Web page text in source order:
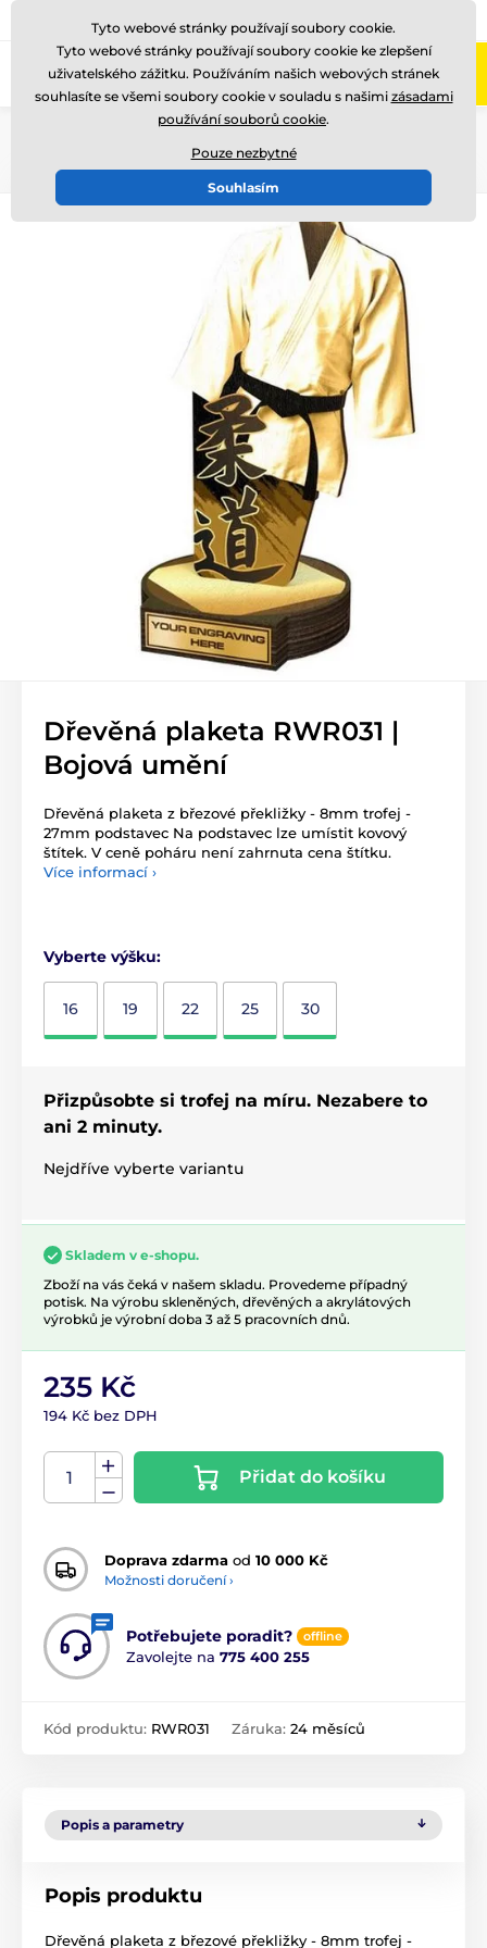
Zavolejte nám (Po-Pá 8-17)
Dřevěná plaketa RWR031 |
Bojová umění
Dřevěná plaketa z březové překližky - 8mm trofej -
27mm podstavec Na podstavec lze umístit kovový
štítek. V ceně poháru není zahrnuta cena štítku.
Více informací ›
Vyberte výšku:
16 19 22 25 30
Přizpůsobte si trofej na míru. Nezabere to
ani 2 minuty.
Nejdříve vyberte variantu
Skladem v e-shopu.
Zboží na vás čeká v našem skladu. Provedeme případný
potisk. Na výrobu skleněných, dřevěných a akrylátových
výrobků je výrobní doba 3 až 5 pracovních dnů.
235 Kč
194 Kč bez DPH
Přidat do košíku
Doprava zdarma od 10 000 Kč
Možnosti doručení ›
Potřebujete poradit? offline
Zavolejte na 775 400 255
Kód produktu: RWR031 Záruka: 24 měsíců
Popis a parametry
Popis produktu
Dřevěná plaketa z březové překližky - 8mm trofej -
Tyto webové stránky používají soubory cookie.
Tyto webové stránky používají soubory cookie ke zlepšení
uživatelského zážitku. Používáním našich webových stránek
souhlasíte se všemi soubory cookie v souladu s našimi zásadami
používání souborů cookie.
Pouze nezbytné
Souhlasím